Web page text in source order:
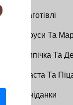
Заготівлі
Соуси Та
Випічка Та
Паста Та
Сніданки